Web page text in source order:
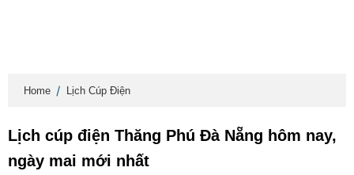
Home Lịch Cúp Điện
Lịch cúp điện Thăng Phú Đà Nẵng hôm nay,
ngày mai mới nhất